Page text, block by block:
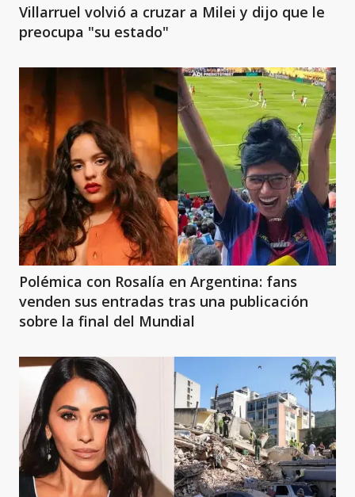
Villarruel volvió a cruzar a Milei y dijo que le
preocupa "su estado"
Polémica con Rosalía en Argentina: fans
venden sus entradas tras una publicación
sobre la final del Mundial